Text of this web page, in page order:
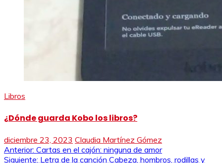
Libros
¿Dónde guarda Kobo los libros?
diciembre 23, 2023 Claudia Martínez Gómez
Navegación
Anterior: Cartas en el cajón: ninguna de amor
Siguiente: Letra de la canción Cabeza, hombros, rodillas y